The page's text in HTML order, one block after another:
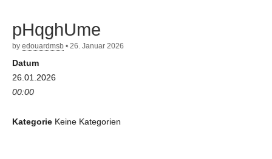
– Campus
pHqghUme
by edouardmsb • 26. Januar 2026
Datum
26.01.2026
00:00
Kategorie Keine Kategorien